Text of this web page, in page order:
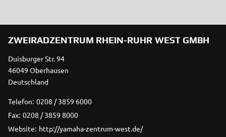
ZWEIRADZENTRUM RHEIN-RUHR WEST GMBH
Duisburger Str. 94
46049 Oberhausen
Deutschland
Telefon: 0208 / 3859 6000
Fax: 0208 / 3859 8000
Website: http://yamaha-zentrum-west.de/